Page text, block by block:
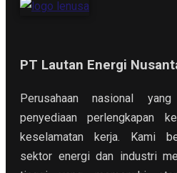
PT Lautan Energi
Perusahaan nasional
penyediaan perlengkapan
keselamatan kerja. Kami
sektor energi dan industri